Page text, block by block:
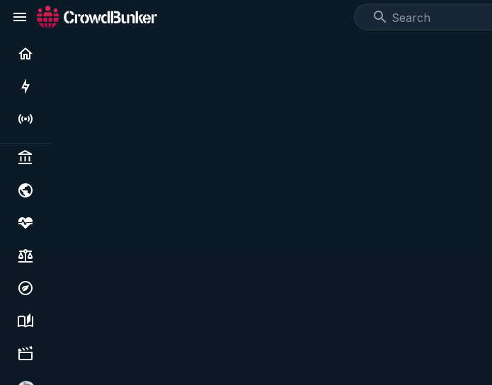
Politics & institutions
Society, justice & freedoms
Economy, environment & technology
Science, history & spirituality
Culture, media & entertainment